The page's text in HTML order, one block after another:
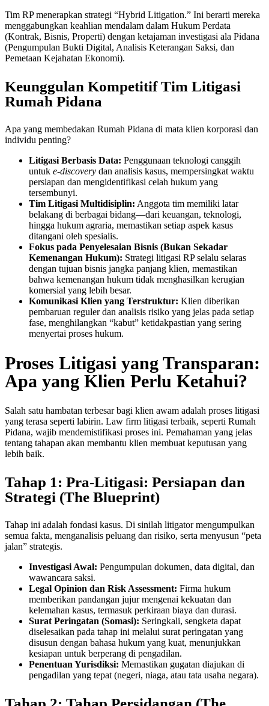
Tim RP menerapkan strategi “Hybrid Litigation.” Ini berarti mereka
menggabungkan keahlian mendalam dalam Hukum Perdata
(Kontrak, Bisnis, Properti) dengan ketajaman investigasi ala Pidana
(Pengumpulan Bukti Digital, Analisis Keterangan Saksi, dan
Pemetaan Kejahatan Ekonomi).
Keunggulan Kompetitif Tim Litigasi
Rumah Pidana
Apa yang membedakan Rumah Pidana di mata klien korporasi dan
individu penting?
Litigasi Berbasis Data: Penggunaan teknologi canggih
untuk e-discovery dan analisis kasus, mempersingkat waktu
persiapan dan mengidentifikasi celah hukum yang
tersembunyi.
Tim Litigasi Multidisiplin: Anggota tim memiliki latar
belakang di berbagai bidang—dari keuangan, teknologi,
hingga hukum agraria, memastikan setiap aspek kasus
ditangani oleh spesialis.
Fokus pada Penyelesaian Bisnis (Bukan Sekadar
Kemenangan Hukum): Strategi litigasi RP selalu selaras
dengan tujuan bisnis jangka panjang klien, memastikan
bahwa kemenangan hukum tidak menghasilkan kerugian
komersial yang lebih besar.
Komunikasi Klien yang Terstruktur: Klien diberikan
pembaruan reguler dan analisis risiko yang jelas pada setiap
fase, menghilangkan “kabut” ketidakpastian yang sering
menyertai proses hukum.
Proses Litigasi yang Transparan:
Apa yang Klien Perlu Ketahui?
Salah satu hambatan terbesar bagi klien awam adalah proses litigasi
yang terasa seperti labirin. Law firm litigasi terbaik, seperti Rumah
Pidana, wajib mendemistifikasi proses ini. Pemahaman yang jelas
tentang tahapan akan membantu klien membuat keputusan yang
lebih baik.
Tahap 1: Pra-Litigasi: Persiapan dan
Strategi (The Blueprint)
Tahap ini adalah fondasi kasus. Di sinilah litigator mengumpulkan
semua fakta, menganalisis peluang dan risiko, serta menyusun “peta
jalan” strategis.
Investigasi Awal: Pengumpulan dokumen, data digital, dan
wawancara saksi.
Legal Opinion dan Risk Assessment: Firma hukum
memberikan pandangan jujur mengenai kekuatan dan
kelemahan kasus, termasuk perkiraan biaya dan durasi.
Surat Peringatan (Somasi): Seringkali, sengketa dapat
diselesaikan pada tahap ini melalui surat peringatan yang
disusun dengan bahasa hukum yang kuat, menunjukkan
kesiapan untuk berperang di pengadilan.
Penentuan Yurisdiksi: Memastikan gugatan diajukan di
pengadilan yang tepat (negeri, niaga, atau tata usaha negara).